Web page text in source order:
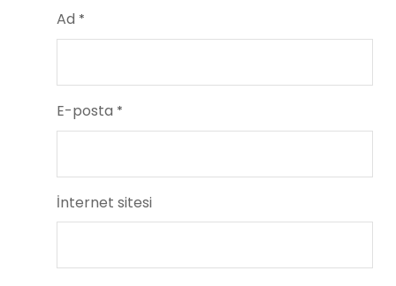
Ad *
E-posta *
İnternet sitesi